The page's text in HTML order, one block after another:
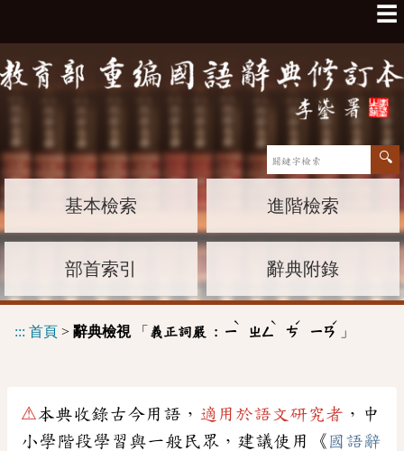
☰
基本檢索 進階檢索
部首索引 辭典附錄
::: 首頁 > 辭典檢視「 義正詞嚴 : ㄧ
ˋ
ㄓㄥ
ˋ
ㄘ
ˊ
ㄧㄢ
ˊ
」
⚠本典收錄古今用語， 適用於語文研究者 ，中
小學階段學習與一般民眾，建議使用《 國語辭